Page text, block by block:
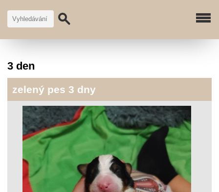
3 den
zelený pes 3 dny